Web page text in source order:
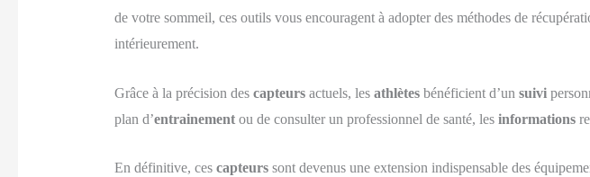
de votre sommeil, ces outils vous encouragent à adopter des méthodes de
intérieurement.
Grâce à la précision des capteursactuels, les athlètesbénéficient d’un suivi
plan d’entrainementou de consulter un professionnel de santé, les informations
En définitive, ces capteurssont devenus une extension indispensable des